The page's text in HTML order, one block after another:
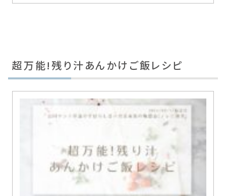
超万能!残り汁あんかけご飯レシピ